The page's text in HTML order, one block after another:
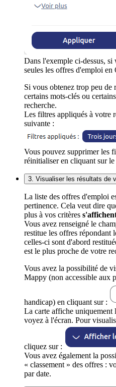
Dans l'exemple ci-dessus,
seules les offres d'emploi en
Si vous obtenez trop peu de
certains mots-clés ou
recherche.
Les filtres appliqués à votre
suivante :
Vous pouvez supprimer les
réinitialiser en cliquant sur
3. Visualiser les résultats de
La liste des offres d'emploi
pertinence. Cela veut dire
plus à vos critères
Vous avez renseigné le
restitue les offres répondant
celles-ci sont d'abord
est le plus proche de votre
Vous avez la possibilité de
Mappy (non accessible aux
handicap) en cliquant sur :
La carte affiche uniquement
voyez à l'écran. Pour
cliquez sur :
Vous avez également la
« classement » des offres :
par date.